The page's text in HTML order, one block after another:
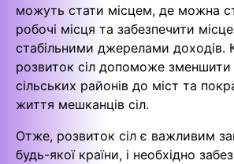
можуть стати місцем, де можна
робочі місця та забезпечити
стабільними джерелами доходів.
розвиток сіл допоможе зменшити
сільських районів до міст та
життя мешканців сіл.
Отже, розвиток сіл є важливим
будь-якої країни, і необхідно